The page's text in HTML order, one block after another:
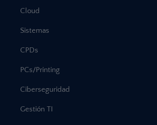
Cloud
Sistemas
CPDs
PCs/Printing
Ciberseguridad
Gestión TI